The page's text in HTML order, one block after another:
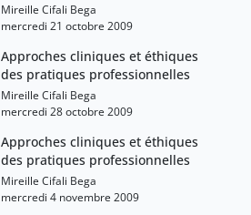
Mireille Cifali Bega
mercredi 21 octobre 2009
Approches cliniques et éthiques
des pratiques professionnelles
Mireille Cifali Bega
mercredi 28 octobre 2009
Approches cliniques et éthiques
des pratiques professionnelles
Mireille Cifali Bega
mercredi 4 novembre 2009